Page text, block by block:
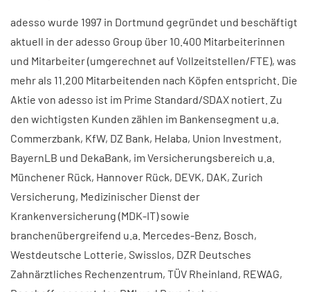
adesso wurde 1997 in Dortmund gegründet und beschäftigt
aktuell in der adesso Group über 10.400 Mitarbeiterinnen
und Mitarbeiter (umgerechnet auf Vollzeitstellen/FTE), was
mehr als 11.200 Mitarbeitenden nach Köpfen entspricht. Die
Aktie von adesso ist im Prime Standard/SDAX notiert. Zu
den wichtigsten Kunden zählen im Bankensegment u.a.
Commerzbank, KfW, DZ Bank, Helaba, Union Investment,
BayernLB und DekaBank, im Versicherungsbereich u.a.
Münchener Rück, Hannover Rück, DEVK, DAK, Zurich
Versicherung, Medizinischer Dienst der
Krankenversicherung (MDK-IT) sowie
branchenübergreifend u.a. Mercedes-Benz, Bosch,
Westdeutsche Lotterie, Swisslos, DZR Deutsches
Zahnärztliches Rechenzentrum, TÜV Rheinland, REWAG,